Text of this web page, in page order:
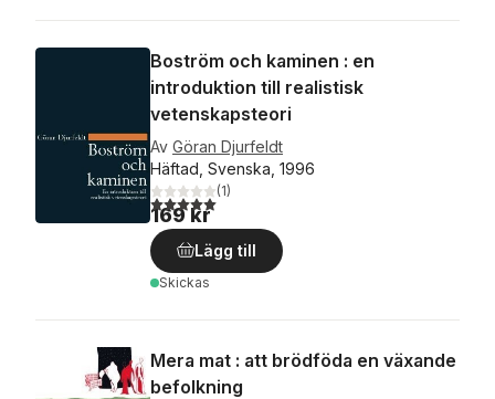
Boström och kaminen : en
introduktion till realistisk
vetenskapsteori
Av Göran Djurfeldt
Häftad, Svenska, 1996
5,0utav 5 stjärnor. Totalt antal röster:
(1)
169 kr
Lägg till
Skickas
Mera mat : att brödföda en växande
befolkning